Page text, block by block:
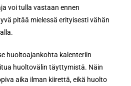
voi tulla vastaan ennen
pitää mielessä erityisesti vähän
huoltoajankohta kalenteriin
huoltovälin täyttymistä. Näin
aika ilman kiirettä, eikä huolto